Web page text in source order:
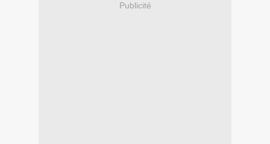
Publicité